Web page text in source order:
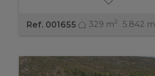
Ref. 001655 329 m2 5.842 m